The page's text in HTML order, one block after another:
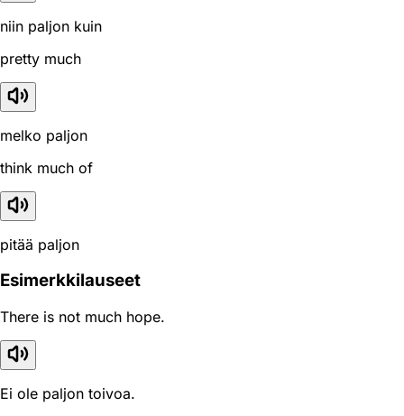
niin paljon kuin
pretty much
melko paljon
think much of
pitää paljon
Esimerkkilauseet
There is not much hope.
Ei ole paljon toivoa.